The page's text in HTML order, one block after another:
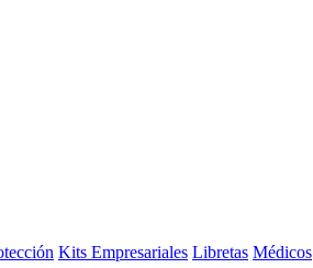
Kits Empresariales Libretas Médicos